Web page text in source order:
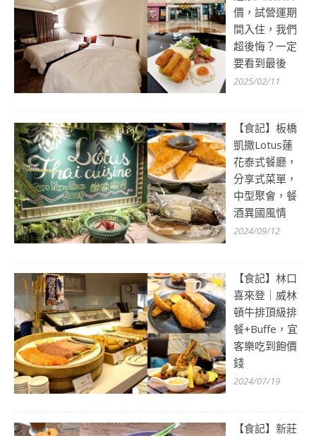
價，試營運期
間入住，我們
超後悔？一定
要看到最後
2025/02/11
【食記】板橋
凱撒Lotus蓮
花泰式餐廳，
分享式菜單，
中型聚會，餐
酒異國風情
2024/09/12
【食記】林口
喜來登｜威林
頓牛排頂級排
餐+Buffe，宜
客樂吃到飽價
錢
2024/07/19
【食記】新莊